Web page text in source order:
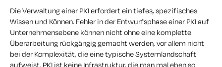
Die Verwaltung einer PKI erfordert ein tiefes, spezifisches
Wissen und Können. Fehler in der Entwurfsphase einer PKI auf
Unternehmensebene können nicht ohne eine komplette
Überarbeitung rückgängig gemacht werden, vor allem nicht
bei der Komplexität, die eine typische Systemlandschaft
aufweist. PKI ist keine Infrastruktur, die man mal eben so